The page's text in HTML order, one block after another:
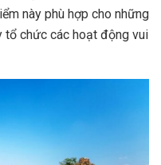
này phù hợp cho những
tổ chức các hoạt động vui